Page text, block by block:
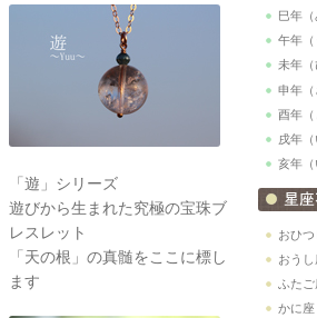
「遊」シリーズ
遊びから生まれた究極の宝珠ブ
レスレット
「天の根」の真髄をここに標し
ます
巳年
午年
未年
申年
酉年
戌年
亥年
おひ
おう
ふた
かに